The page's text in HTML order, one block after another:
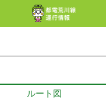
ルート図